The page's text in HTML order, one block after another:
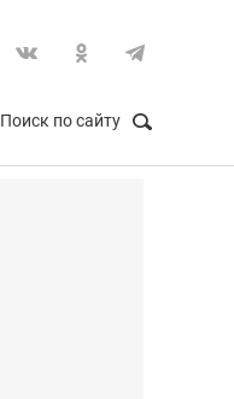
Поиск по сайту